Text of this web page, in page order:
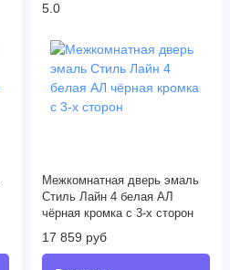
5.0
Межкомнатная дверь эмаль
Стиль Лайн 4 белая АЛ
чёрная кромка с 3-х сторон
17 859 руб